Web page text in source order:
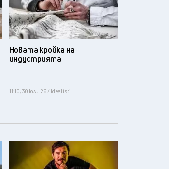
Новата кройка на
индустрията
11:10, 30 юли 26 / Idealisti